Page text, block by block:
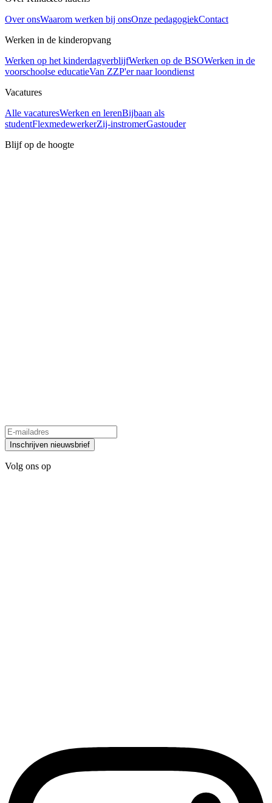
Over onsWaarom werken bij onsOnze pedagogiekContact
Werken in de kinderopvang
Werken op het kinderdagverblijfWerken op de BSOWerken in de
voorschoolse educatieVan ZZP'er naar loondienst
Vacatures
Alle vacaturesWerken en lerenBijbaan als
studentFlexmedewerkerZij-instromerGastouder
Blijf op de hoogte
Inschrijven nieuwsbrief
Volg ons op